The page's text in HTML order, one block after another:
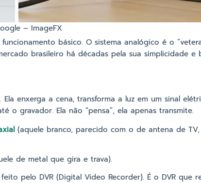
– ImageFX
básico. O sistema analógico é o
brasileiro há décadas pela sua simplicidade e
enxerga a cena, transforma a luz em um sinal
o gravador. Ela não “pensa”, ela apenas transmite.
(aquele branco, parecido com o de antena de TV,
de metal que gira e trava).
pelo DVR (Digital Video Recorder). É o DVR que